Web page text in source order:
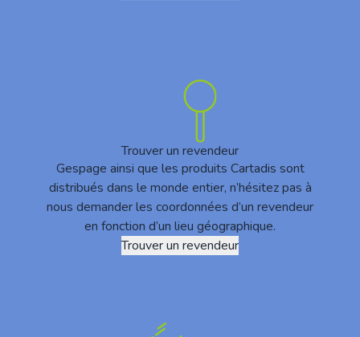
Trouver un revendeur
Gespage ainsi que les produits Cartadis sont
distribués dans le monde entier, n’hésitez pas à
nous demander les coordonnées d’un revendeur
en fonction d’un lieu géographique.
Trouver un revendeur